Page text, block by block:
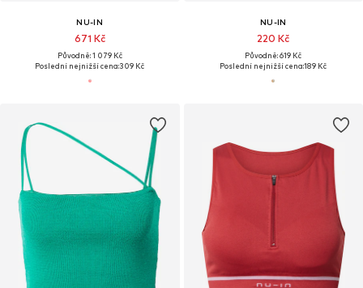
NU-IN
671 Kč
Původně: 1 079 Kč
Poslední nejnižší cena:309 Kč
NU-IN
220 Kč
Původně: 619 Kč
Poslední nejnižší cena:189 Kč